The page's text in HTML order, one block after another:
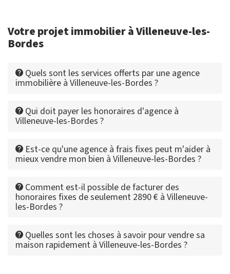
Votre projet immobilier à Villeneuve-les-
Bordes
Quels sont les services offerts par une agence
immobilière à Villeneuve-les-Bordes ?
Qui doit payer les honoraires d'agence à
Villeneuve-les-Bordes ?
Est-ce qu'une agence à frais fixes peut m'aider à
mieux vendre mon bien à Villeneuve-les-Bordes ?
Comment est-il possible de facturer des
honoraires fixes de seulement 2890 € à Villeneuve-
les-Bordes ?
Quelles sont les choses à savoir pour vendre sa
maison rapidement à Villeneuve-les-Bordes ?